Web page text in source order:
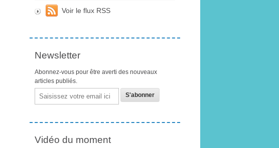
Voir le flux RSS
Newsletter
Abonnez-vous pour être averti des nouveaux
articles publiés.
Email
Vidéo du moment